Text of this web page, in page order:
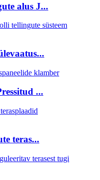
alus J...
...
teras...